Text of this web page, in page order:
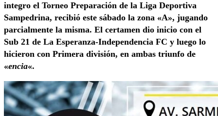
integro el Torneo Preparación de la Liga Deportiva
Sampedrina, recibió este sábado la zona «A», jugando
parcialmente la misma. El certamen dio inicio con el
Sub 21 de La Esperanza-Independencia FC y luego lo
hicieron con Primera división, en ambas triunfo de
«encia«.